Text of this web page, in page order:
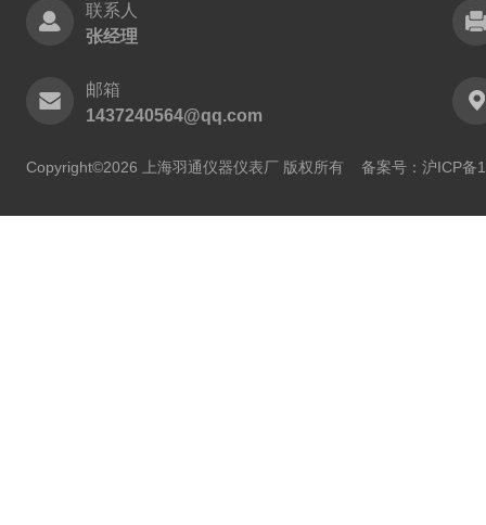
联系人
张经理
邮箱
1437240564@qq.com
Copyright©2026 上海羽通仪器仪表厂 版权所有 备案号：沪ICP备